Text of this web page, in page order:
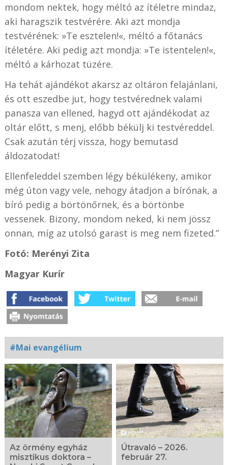
mondom nektek, hogy méltó az ítéletre mindaz,
aki haragszik testvérére. Aki azt mondja
testvérének: »Te esztelen!«, méltó a főtanács
ítéletére. Aki pedig azt mondja: »Te istentelen!«,
méltó a kárhozat tüzére.
Ha tehát ajándékot akarsz az oltáron felajánlani,
és ott eszedbe jut, hogy testvérednek valami
panasza van ellened, hagyd ott ajándékodat az
oltár előtt, s menj, előbb békülj ki testvéreddel.
Csak azután térj vissza, hogy bemutasd
áldozatodat!
Ellenfeleddel szemben légy békülékeny, amikor
még úton vagy vele, nehogy átadjon a bírónak, a
bíró pedig a börtönőrnek, és a börtönbe
vessenek. Bizony, mondom neked, ki nem jössz
onnan, míg az utolsó garast is meg nem fizeted.”
Fotó: Merényi Zita
Magyar Kurír
#Mai evangélium
Kapcsolódó
fotógaléria
Az örmény egyház
misztikus doktora –
Útravaló – 2026.
február 27.